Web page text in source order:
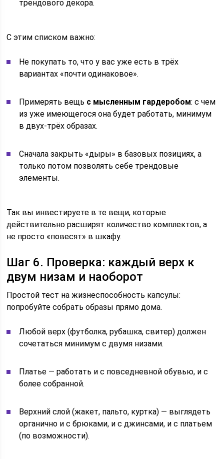
трендового декора.
С этим списком важно:
Не покупать то, что у вас уже есть в трёх
вариантах «почти одинаковое».
Примерять вещь с мысленным гардеробом: с чем
из уже имеющегося она будет работать, минимум
в двух‑трёх образах.
Сначала закрыть «дыры» в базовых позициях, а
только потом позволять себе трендовые
элементы.
Так вы инвестируете в те вещи, которые
действительно расширят количество комплектов, а
не просто «повесят» в шкафу.
Шаг 6. Проверка: каждый верх к
двум низам и наоборот
Простой тест на жизнеспособность капсулы:
попробуйте собрать образы прямо дома.
Любой верх (футболка, рубашка, свитер) должен
сочетаться минимум с двумя низами.
Платье — работать и с повседневной обувью, и с
более собранной.
Верхний слой (жакет, пальто, куртка) — выглядеть
органично и с брюками, и с джинсами, и с платьем
(по возможности).